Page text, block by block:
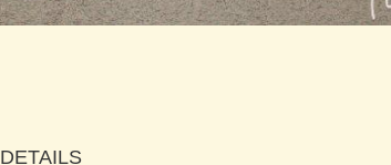
DETAILS